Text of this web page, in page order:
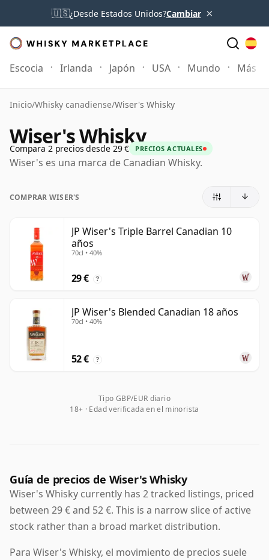
🇺🇸¿Desde Estados Unidos?Cambiar ×
Escocia Irlanda Japón USA Mundo Más
Inicio/Whisky canadiense/Wiser's Whisky
Wiser's Whisky
Compara 2 precios desde 29 € PRECIOS ACTUALES
Wiser's es una marca de Canadian Whisky.
COMPRAR WISER'S
JP Wiser's Triple Barrel Canadian 10
años
70cl • 40%
29 € ?
JP Wiser's Blended Canadian 18 años
70cl • 40%
52 € ?
Tipo GBP/EUR diario
18+ · Edad verificada en el minorista
Guía de precios de Wiser's Whisky
Wiser's Whisky currently has 2 tracked listings, priced
between 29 € and 52 €. This is a narrow slice of active
stock rather than a broad market distribution.
Para Wiser's Whisky, el movimiento de precios suele